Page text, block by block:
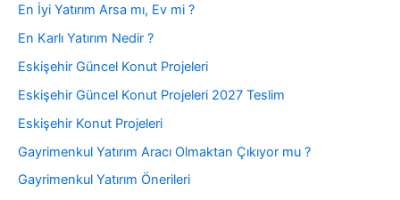
En İyi Yatırım Arsa mı, Ev mi ?
En Karlı Yatırım Nedir ?
Eskişehir Güncel Konut Projeleri
Eskişehir Güncel Konut Projeleri 2027 Teslim
Eskişehir Konut Projeleri
Gayrimenkul Yatırım Aracı Olmaktan Çıkıyor mu ?
Gayrimenkul Yatırım Önerileri